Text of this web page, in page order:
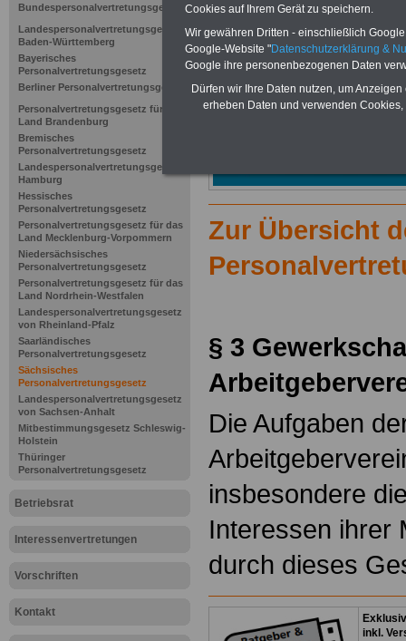
Bundespersonalvertretungsgesetz
Landespersonalvertretungsgesetz
Baden-Württemberg
Bayerisches
Personalvertretungsgesetz
Berliner Personalvertretungsgesetz
Personalvertretungsgesetz für das
Land Brandenburg
Bremisches
Personalvertretungsgesetz
Landespersonalvertretungsgesetz
Hamburg
Hessisches
Personalvertretungsgesetz
Personalvertretungsgesetz für das
Land Mecklenburg-Vorpommern
Niedersächsisches
Personalvertretungsgesetz
Personalvertretungsgesetz für das
Land Nordrhein-Westfalen
Landespersonalvertretungsgesetz
von Rheinland-Pfalz
Saarländisches
Personalvertretungsgesetz
Sächsisches
Personalvertretungsgesetz
Landespersonalvertretungsgesetz
von Sachsen-Anhalt
Mitbestimmungsgesetz Schleswig-
Holstein
Thüringer
Personalvertretungsgesetz
Betriebsrat
Interessenvertretungen
Vorschriften
Kontakt
Zur Übersicht
§ 3
Die Aufgaben
insbesondere
Interessen ihrer
durch dieses
inkl.
Cookies auf Ihrem Gerät zu speichern.
Wir gewähren Dritten - einschließlich
Google-Website "Datenschutzerklärung &
Google ihre personenbezogenen Daten
Dürfen wir Ihre Daten nutzen, um
erheben Daten und verwenden